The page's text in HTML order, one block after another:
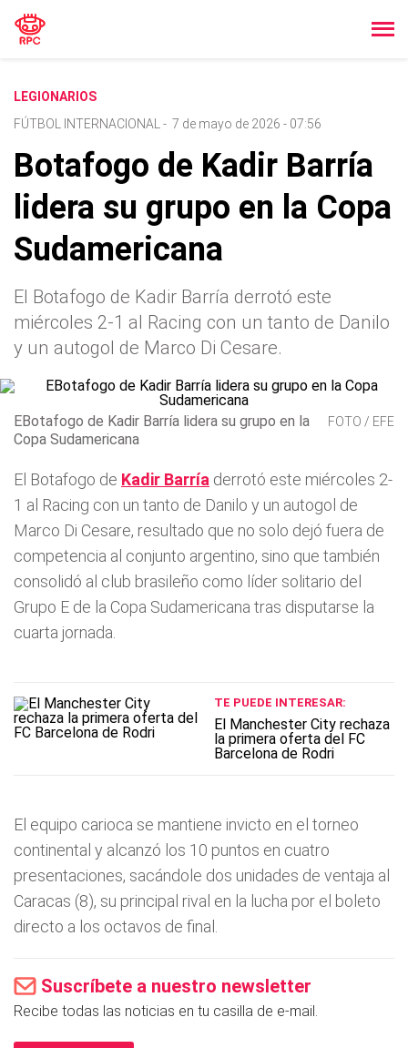
LEGIONARIOS
FÚTBOL INTERNACIONAL
- 7 de mayo de 2026 - 07:56
Botafogo de Kadir Barría
lidera su grupo en la Copa
Sudamericana
El Botafogo de Kadir Barría derrotó este
miércoles 2-1 al Racing con un tanto de Danilo
y un autogol de Marco Di Cesare.
EBotafogo de Kadir Barría lidera su grupo en la
Copa Sudamericana
FOTO / EFE
El Botafogo de Kadir Barría derrotó este miércoles 2-
1 al Racing con un tanto de Danilo y un autogol de
Marco Di Cesare, resultado que no solo dejó fuera de
competencia al conjunto argentino, sino que también
consolidó al club brasileño como líder solitario del
Grupo E de la Copa Sudamericana tras disputarse la
cuarta jornada.
TE PUEDE INTERESAR:
El Manchester City rechaza
la primera oferta del FC
Barcelona de Rodri
El equipo carioca se mantiene invicto en el torneo
continental y alcanzó los 10 puntos en cuatro
presentaciones, sacándole dos unidades de ventaja al
Caracas (8), su principal rival en la lucha por el boleto
directo a los octavos de final.
Suscríbete a nuestro newsletter
Recibe todas las noticias en tu casilla de e-mail.